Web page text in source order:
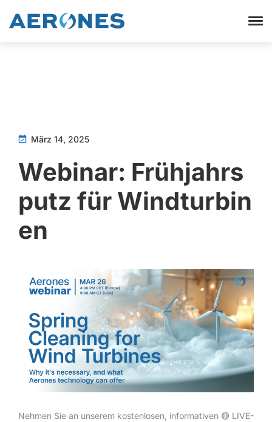
März 14, 2025
Webinar: Frühjahrs
putz für Windturbin
en
Nehmen Sie an unserem kostenlosen, informativen 🔴 LIVE-